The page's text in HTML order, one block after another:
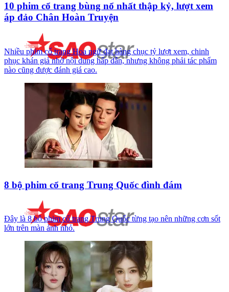
10 phim cổ trang bùng nổ nhất thập kỷ, lượt xem
áp đảo Chân Hoàn Truyện
Nhiều phim cổ trang Hoa ngữ đạt hàng chục tỷ lượt xem, chinh
phục khán giả nhờ nội dung hấp dẫn, nhưng không phải tác phẩm
nào cũng được đánh giá cao.
8 bộ phim cổ trang Trung Quốc đình đám
Đây là 8 bộ phim cổ trang Trung Quốc từng tạo nên những cơn sốt
lớn trên màn ảnh nhỏ.